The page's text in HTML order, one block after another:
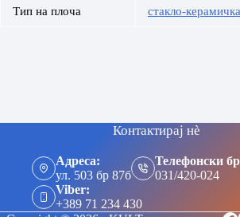
Тип на плоча стакло-
Контактирај нè
Адреса:
ул. 503 бр 87б
Телефонски
031/420-024
Viber:
+389 71 234 430